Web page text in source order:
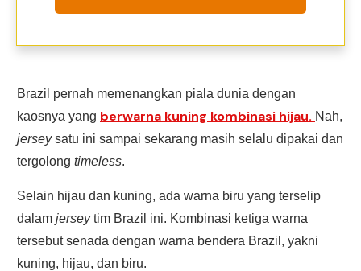
Brazil pernah memenangkan piala dunia dengan
kaosnya yang berwarna kuning kombinasi hijau. Nah,
jerseysatu ini sampai sekarang masih selalu dipakai dan
tergolong timeless.
Selain hijau dan kuning, ada warna biru yang terselip
dalam jerseytim Brazil ini. Kombinasi ketiga warna
tersebut senada dengan warna bendera Brazil, yakni
kuning, hijau, dan biru.